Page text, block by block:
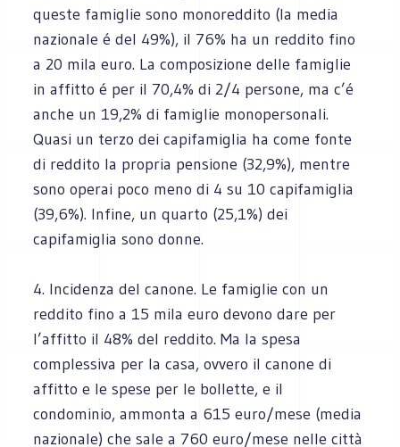
queste famiglie sono monoreddito (la media
nazionale é del 49%), il 76% ha un reddito fino
a 20 mila euro. La composizione delle famiglie
in affitto é per il 70,4% di 2/4 persone, ma c’é
anche un 19,2% di famiglie monopersonali.
Quasi un terzo dei capifamiglia ha come fonte
di reddito la propria pensione (32,9%), mentre
sono operai poco meno di 4 su 10 capifamiglia
(39,6%). Infine, un quarto (25,1%) dei
capifamiglia sono donne.
4. Incidenza del canone. Le famiglie con un
reddito fino a 15 mila euro devono dare per
l’affitto il 48% del reddito. Ma la spesa
complessiva per la casa, ovvero il canone di
affitto e le spese per le bollette, e il
condominio, ammonta a 615 euro/mese (media
nazionale) che sale a 760 euro/mese nelle città